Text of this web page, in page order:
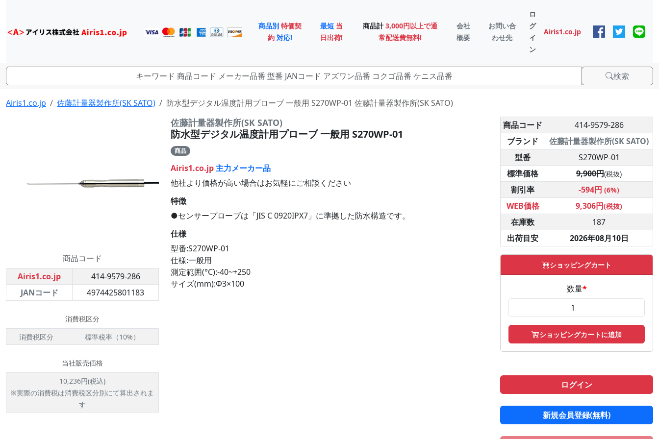
商品別 特価契
約 対応!
最短 当
日出荷!
商品計 3,000円以上で通
常配送費無料!
会社
概要
お問い合
わせ先
ロ
グ
イ
ン
Airis1.co.jp
検索
Airis1.co.jp 佐藤計量器製作所(SK SATO) 防水型デジタル温度計用プローブ 一般用 S270WP-01 佐藤計量器製作所(SK SATO)
商品コード
Airis1.co.jp
414-9579-286
JANコード
4974425801183
消費税区分
消費税区分
標準税率（10%）
当社販売価格
10,236円(税込)
※実際の消費税は消費税区分別にて算出されま
す
佐藤計量器製作所(SK SATO)
防水型デジタル温度計用プローブ 一般用 S270WP-01
商品
Airis1.co.jp主力メーカー品
他社より価格が高い場合はお気軽にご相談ください
特徴
●センサープローブは「JIS C 0920IPX7」に準拠した防水構造です。
仕様
型番:S270WP-01
仕様:一般用
測定範囲(°C):-40~+250
サイズ(mm):Φ3×100
商品コード
414-9579-286
ブランド
佐藤計量器製作所(SK SATO)
型番
S270WP-01
標準価格
9,900円(税抜)
割引率 -594円 (6%)
WEB価格 9,306円(税抜)
在庫数
187
出荷目安
2026年08月10日
ショッピングカート
数量*
ショッピングカートに追加
ログイン
新規会員登録(無料)